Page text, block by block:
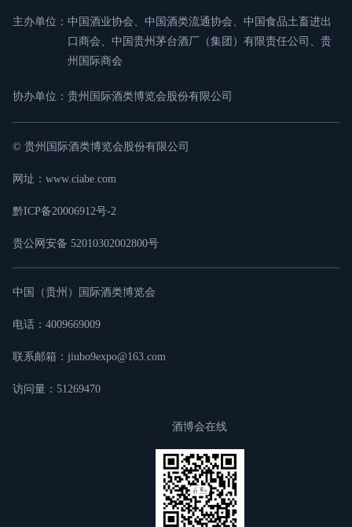
主办单位： 中国酒业协会、中国酒类流通协会、中国食品土畜进出
口商会、中国贵州茅台酒厂（集团）有限责任公司、贵
州国际商会
协办单位： 贵州国际酒类博览会股份有限公司
© 贵州国际酒类博览会股份有限公司
网址：www.ciabe.com
黔ICP备20006912号-2
贵公网安备 52010302002800号
中国（贵州）国际酒类博览会
电话：4009669009
联系邮箱：jiubo9expo@163.com
访问量：51269470
酒博会在线